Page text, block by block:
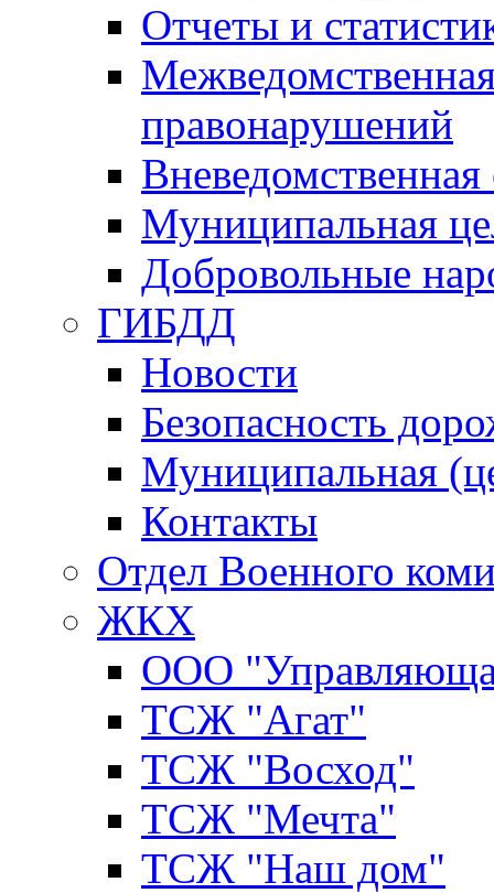
Отчеты и
правонарушений
Вневедомственная
Муниципальная
Добровольные
ГИБДД
Новости
Безопасность
Муниципальная
Контакты
Отдел Военного
ЖКХ
ООО
ТСЖ "Агат"
ТСЖ "Восход"
ТСЖ "Мечта"
ТСЖ "Наш дом"